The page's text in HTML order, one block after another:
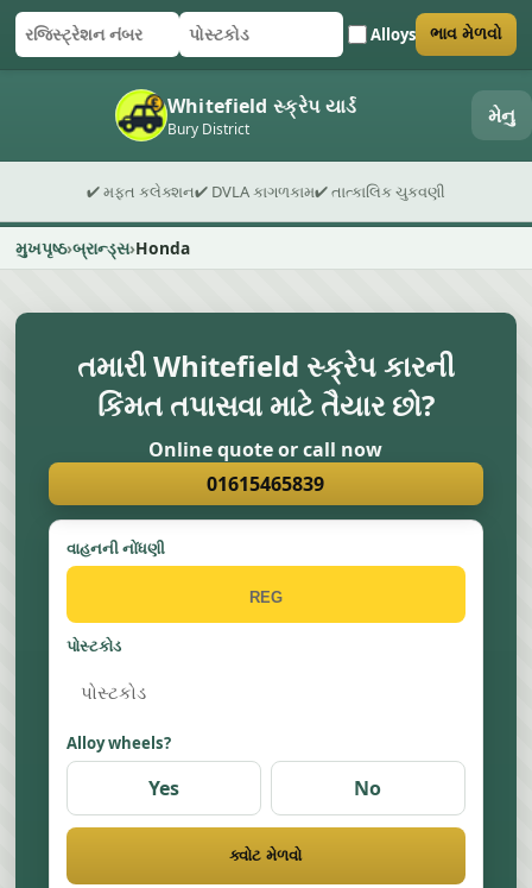
રજિસ્ટ્રેશન નંબર
પોસ્ટકોડ Alloys
ફોર્મ સબમિટ કરો ભાવ મેળવો
Whitefield સ્ક્રેપ યાર્ડ
Bury District મેનુ
✔ મફત કલેક્શન✔ DVLA કાગળકામ✔ તાત્કાલિક ચુકવણી
મુખપૃષ્ઠ બ્રાન્ડ્સ Honda
તમારી Whitefield સ્ક્રેપ કારની
કિંમત તપાસવા માટે તૈયાર છો?
Online quote or call now
01615465839
વાહનની નોંધણી
પોસ્ટકોડ
Alloy wheels?
Yes No
ક્વોટ મેળવો